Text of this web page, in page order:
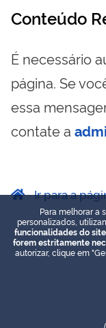
Conteúdo
É necessário
página. Se
essa
contate a
Ir para a
Para melhorar a
personalizados,
funcionalidades do
forem estritamente
autorizar, clique em